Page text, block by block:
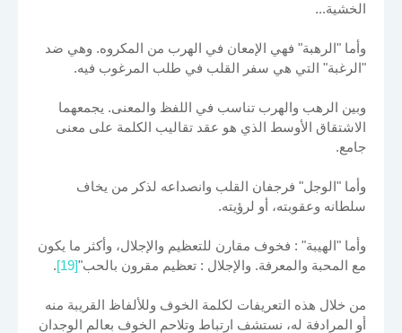
الخشية...
وأما "الرهبة" فهي الإمعان في الهرب من المكروه. وهي ضد
"الرغبة" التي هي سفر القلب في طلب المرغوب فيه.
وبين الرهب والهرب تناسب في اللفظ والمعنى. يجمعهما
الاشتقاق الأوسط الذي هو عقد تقاليب الكلمة على معنى
جامع.
وأما "الوجل" فرجفان القلب وانصداعه لذكر من يخاف
سلطانه وعقوبته، أو لرؤيته.
وأما "الهيبة" : فخوف مقارن للتعظيم والإجلال، وأكثر ما يكون
مع المحبة والمعرفة. والإجلال : تعظيم مقرون بالحب"[19]
.
من خلال هذه التعريفات لكلمة الخوف وللألفاظ القريبة منه
أو المرادفة له، نستشف ارتباط وتلاحم الخوف بعالم الوجدان